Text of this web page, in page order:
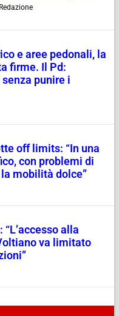
e aree pedonali, la
firme. Il Pd:
punire i
off limits: “In una
con problemi di
mobilità dolce”
alla
va limitato